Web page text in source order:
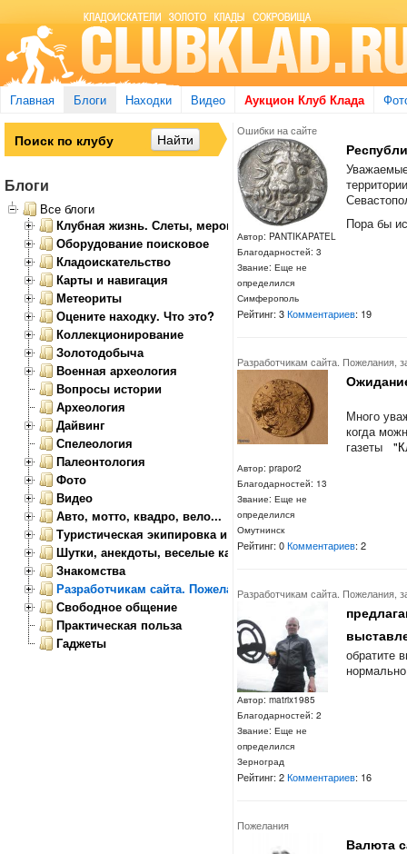
Главная Блоги Находки Видео Аукцион Клуб Клада
Ошибки на сайте
Автор: PANTIKAPATEL
Благодарностей: 3
Звание: Еще не
определился
Симферополь
Пора бы
Рейтинг: 3Комментариев: 19
Разработчикам сайта. Пожелания,
Автор: prapor2
Благодарностей: 13
Звание: Еще не
определился
Омутнинск
Много
когда
газеты
Рейтинг: 0Комментариев: 2
Разработчикам сайта. Пожелания,
Автор: matrix1985
Благодарностей: 2
Звание: Еще не
определился
Зерноград
обратите
Рейтинг: 2Комментариев: 16
Пожелания
Валюта
Блоги
Все блоги
Клубная жизнь. Слеты, мероприятия
Оборудование поисковое
Кладоискательство
Карты и навигация
Метеориты
Оцените находку. Что это?
Коллекционирование
Золотодобыча
Военная археология
Вопросы истории
Археология
Дайвинг
Спелеология
Палеонтология
Фото
Видео
Авто, мотто, квадро, вело...
Туристическая экипировка и снаряжение
Шутки, анекдоты, веселые картинки
Знакомства
Разработчикам сайта. Пожелания, замечания.
Свободное общение
Практическая польза
Гаджеты